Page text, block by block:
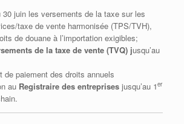
30 juin les versements de la taxe sur les
taxe de vente harmonisée (TPS/TVH),
de douane à l’importation exigibles;
de la taxe de vente (TVQ) jusqu’au
de paiement des droits annuels
au Registraire des entreprisesjusqu’au 1er